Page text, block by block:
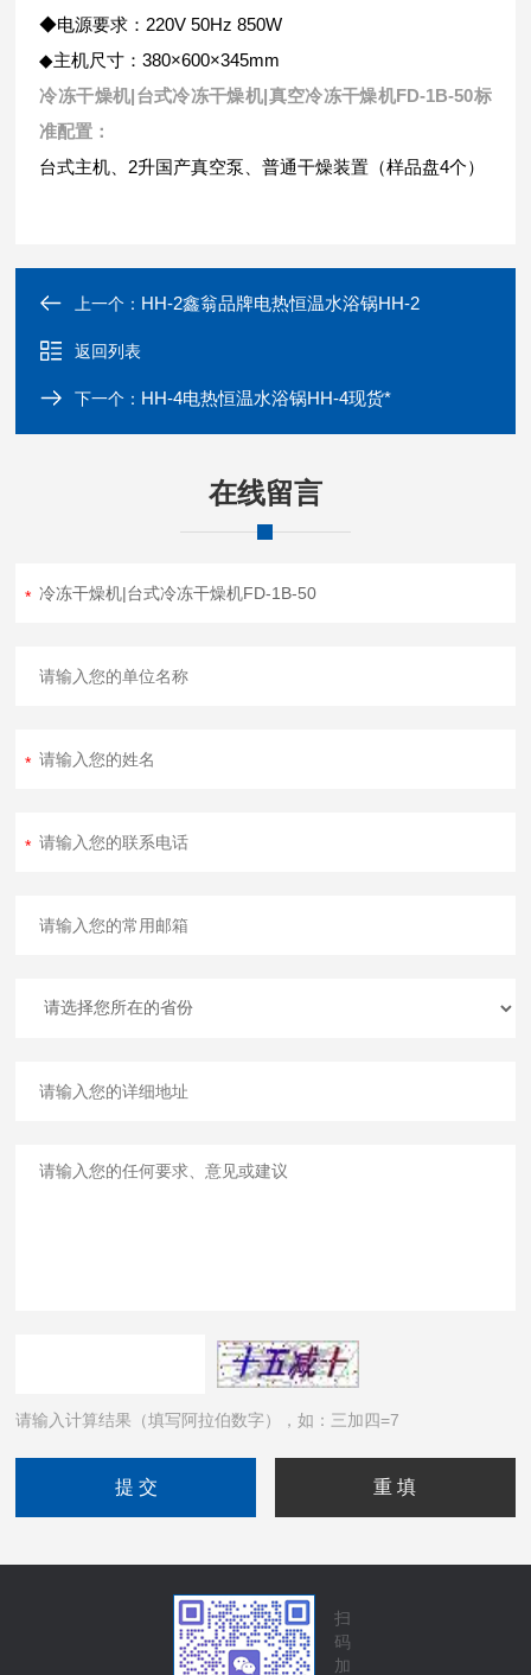
◆电源要求：220V 50Hz 850W
◆主机尺寸：380×600×345mm
冷冻干燥机|台式冷冻干燥机|真空冷冻干燥机FD-1B-50标
准配置：
台式主机、2升国产真空泵、普通干燥装置（样品盘4个）
上一个： HH-2鑫翁品牌电热恒温水浴锅HH-2
返回列表
下一个： HH-4电热恒温水浴锅HH-4现货*
在线留言
请输入计算结果（填写阿拉伯数字），如：三加四=7
扫
码
加